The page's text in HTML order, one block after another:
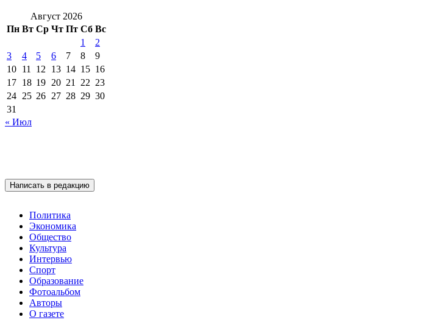
Август 2026
Пн Вт Ср Чт Пт Сб Вс
1
2
3
4 5 6 7 8
9
10 11 12 13 14 15 16
17 18 19 20 21 22 23
24 25 26 27 28 29 30
31
« Июл
Написать в редакцию
Политика
Экономика
Общество
Культура
Интервью
Спорт
Образование
Фотоальбом
Авторы
О газете